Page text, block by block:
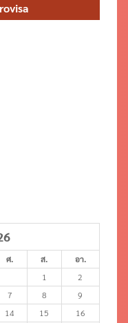
ศ. ส.
อา.
1
2
7 8
9
14 15 16